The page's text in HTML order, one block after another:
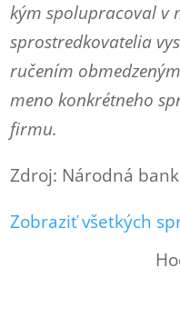
kým spolupracoval v
sprostredkovatelia
ručením
meno konkrétneho
firmu.
Zdroj: Národná
Zobraziť všetkých